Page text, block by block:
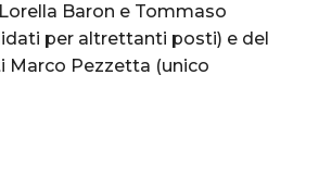
Baron e Tommaso
per altrettanti posti) e del
Marco Pezzetta (unico